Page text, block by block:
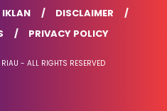
IKLAN
DISCLAIMER
PRIVACY POLICY
- ALL RIGHTS RESERVED